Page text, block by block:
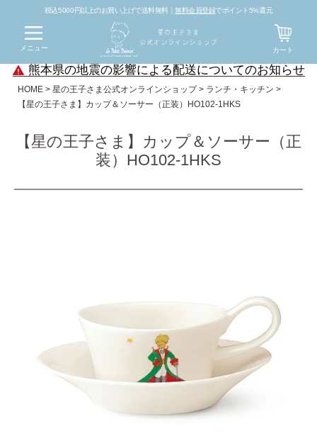
税込5000円以上のお買い上げで送料無料｜無料会員登録でポイント5%還元
メニュー カート
熊本県の地震の影響による配送についてのお知らせ
HOME 星の王子さま公式オンラインショップ
ランチ・キッチン
【星の王子さま】カップ＆ソーサー（正装）HO102-1HKS
【星の王子さま】カップ＆ソーサー（正
装）HO102-1HKS